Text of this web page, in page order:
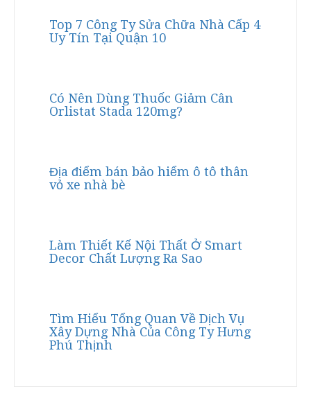
Top 7 Công Ty Sửa Chữa Nhà Cấp 4
Uy Tín Tại Quận 10
Có Nên Dùng Thuốc Giảm Cân
Orlistat Stada 120mg?
Địa điểm bán bảo hiểm ô tô thân
vỏ xe nhà bè
Làm Thiết Kế Nội Thất Ở Smart
Decor Chất Lượng Ra Sao
Tìm Hiểu Tổng Quan Về Dịch Vụ
Xây Dựng Nhà Của Công Ty Hưng
Phú Thịnh